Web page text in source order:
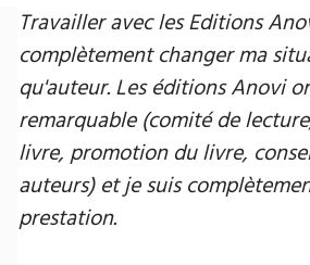
Travailler avec les Editions
complètement changer ma
qu'auteur. Les éditions Anovi
remarquable (comité de
livre, promotion du livre,
auteurs) et je suis
prestation.